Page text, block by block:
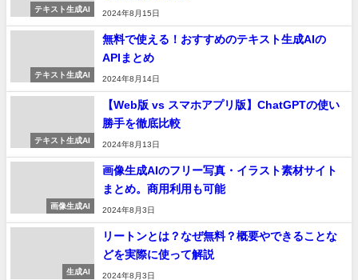
テキスト生成AI
2024年8月15日
テキスト生成AI
無料で使える！おすすめのテキスト生成AIの
APIまとめ
2024年8月14日
テキスト生成AI
【Web版 vs スマホアプリ版】ChatGPTの使い
勝手を徹底比較
2024年8月13日
画像生成AI
画像生成AIのフリー写真・イラスト素材サイト
まとめ。商用利用も可能
2024年8月3日
生成AI
リートンとは？なぜ無料？概要やできることな
どを実際に使って解説
2024年8月3日